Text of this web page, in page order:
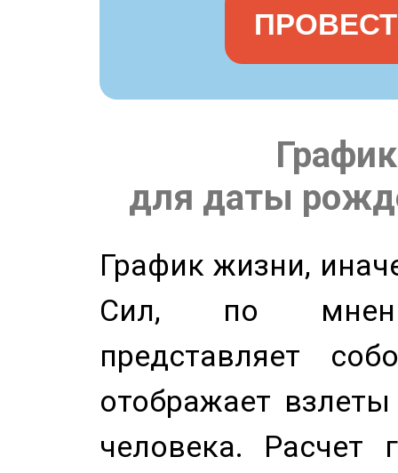
для даты
График жизни,
Сил, по
представляет
отображает
человека. Расчет